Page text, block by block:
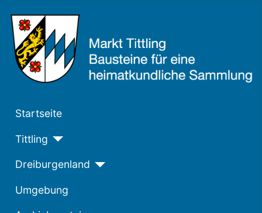
Startseite
Tittling
Dreiburgenland
Umgebung